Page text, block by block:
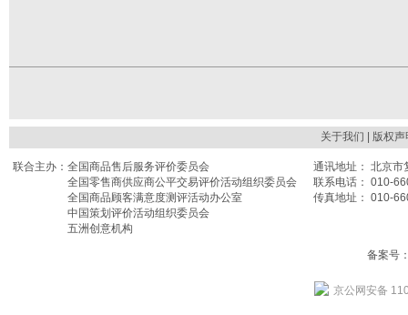
关于我们 | 版权
联合主办： 全国商品售后服务评价委员会
全国零售商供应商公平交易评价活动组织委员会
全国商品顾客满意度测评活动办公室
中国策划评价活动组织委员会
五洲创意机构
通讯地址： 北京
联系电话： 010-
传真地址： 010-
备案号
京公网安备